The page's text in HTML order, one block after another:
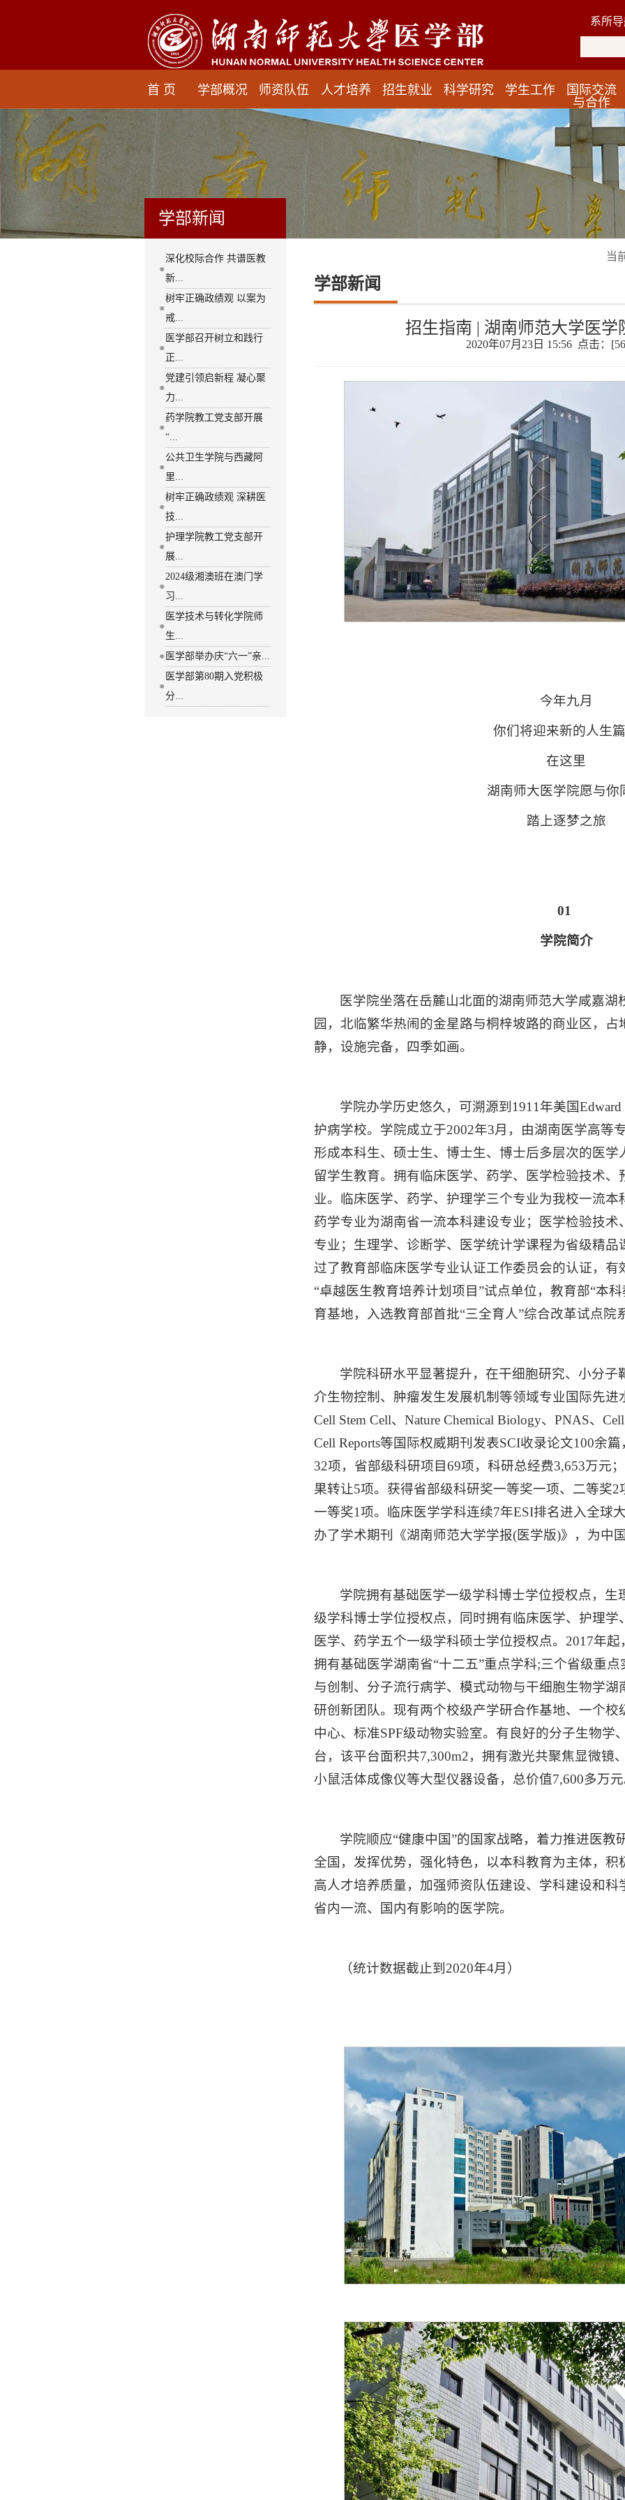
系所
首 页 学部概况 师资队伍 人才培养 招生就业 科学研究 学生工作
国际交流
与合作
学部新闻
●
深化校际合作 共谱医教
新...
●
树牢正确政绩观 以案为
戒...
●
医学部召开树立和践行
正...
●
党建引领启新程 凝心聚
力...
●
药学院教工党支部开展
“...
●
公共卫生学院与西藏阿
里...
●
树牢正确政绩观 深耕医
技...
●
护理学院教工党支部开
展...
●
2024级湘澳班在澳门学
习...
●
医学技术与转化学院师
生...
● 医学部举办庆“六一”亲...
●
医学部第80期入党积极
分...
当
学部新闻
招生指南 | 湖南师范大学医学
2020年07月23日 15:56 点击：[
今年九月
你们将迎来新的人生
在这里
湖南师大医学院愿与你
踏上逐梦之旅
01
学院简介
医学院坐落在岳麓山北面的湖南师范大学咸嘉湖
园，北临繁华热闹的金星路与桐梓坡路的商业区，占
静，设施完备，四季如画。
学院办学历史悠久，可溯源到1911年美国
护病学校。学院成立于2002年3月，由湖南医学高等
形成本科生、硕士生、博士生、博士后多层次的医学
留学生教育。拥有临床医学、药学、医学检验技术
业。临床医学、药学、护理学三个专业为我校一流本
药学专业为湖南省一流本科建设专业；医学检验技
专业；生理学、诊断学、医学统计学课程为省级精品
过了教育部临床医学专业认证工作委员会的认证，有
“卓越医生教育培养计划项目”试点单位，教育部“本
育基地，入选教育部首批“三全育人”综合改革试点院
学院科研水平显著提升，在干细胞研究、小分子
介生物控制、肿瘤发生发展机制等领域专业国际先进
Cell Stem Cell、Nature Chemical Biology、PNAS、Cell
Cell Reports等国际权威期刊发表SCI收录论文100余
32项，省部级科研项目69项，科研总经费3,653万元
果转让5项。获得省部级科研奖一等奖一项、二等奖
一等奖1项。临床医学学科连续7年ESI排名进入全球
办了学术期刊《湖南师范大学学报(医学版)》，为中
学院拥有基础医学一级学科博士学位授权点，生
级学科博士学位授权点，同时拥有临床医学、护理学
医学、药学五个一级学科硕士学位授权点。2017年起
拥有基础医学湖南省“十二五”重点学科;三个省级重
与创制、分子流行病学、模式动物与干细胞生物学湖
研创新团队。现有两个校级产学研合作基地、一个校
中心、标准SPF级动物实验室。有良好的分子生物学
台，该平台面积共7,300m2，拥有激光共聚焦显微镜
小鼠活体成像仪等大型仪器设备，总价值7,600多万元
学院顺应“健康中国”的国家战略，着力推进医教
全国，发挥优势，强化特色，以本科教育为主体，积
高人才培养质量，加强师资队伍建设、学科建设和科
省内一流、国内有影响的医学院。
（统计数据截止到2020年4月）